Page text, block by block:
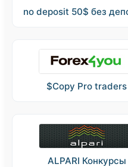
no deposit 50$ без
$Copy Pro traders
ALPARI Конкурсы